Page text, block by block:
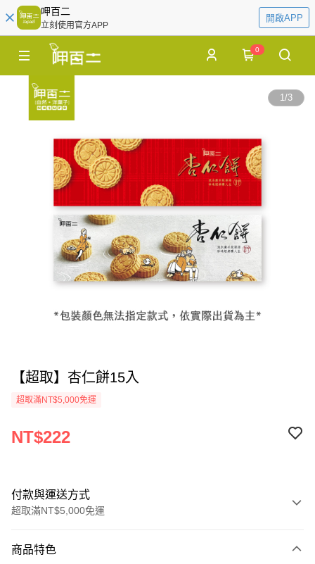
呷百二
立刻使用官方APP
開啟APP
0
1/3
【超取】杏仁餅15入
超取滿NT$5,000免運
NT$222
付款與運送方式
超取滿NT$5,000免運
信用卡一次付款
商品特色